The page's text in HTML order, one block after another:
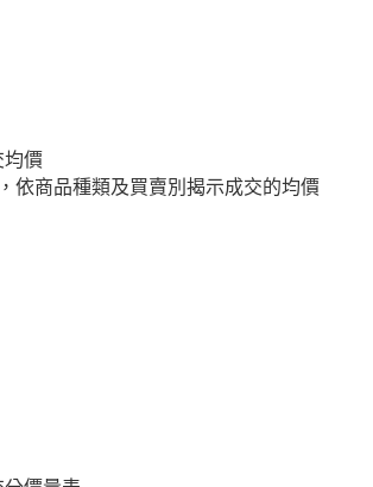
均價
依商品種類及買賣別揭示成交的均價